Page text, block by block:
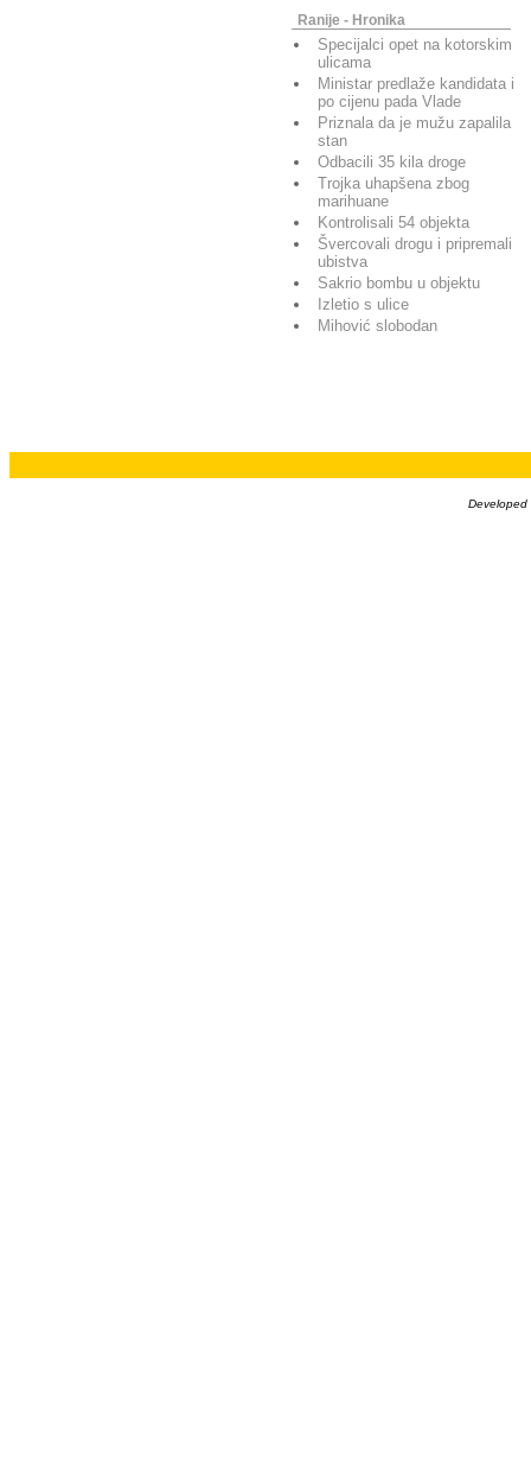
Ranije - Hronika
Specijalci opet na kotorskim
ulicama
Ministar predlaže kandidata i
po cijenu pada Vlade
Priznala da je mužu zapalila
stan
Odbacili 35 kila droge
Trojka uhapšena zbog
marihuane
Kontrolisali 54 objekta
Švercovali drogu i pripremali
ubistva
Sakrio bombu u objektu
Izletio s ulice
Mihović slobodan
Developed